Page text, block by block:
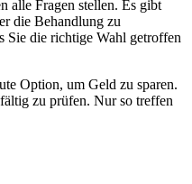
alle Fragen stellen. Es gibt
die Behandlung zu
Sie die richtige Wahl getroffen
Option, um Geld zu sparen.
zu prüfen. Nur so treffen